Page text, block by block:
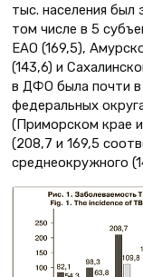
тыс. населения был
том числе в 5
ЕАО (169,5),
(143,6) и
в ДФО была почти
федеральных
(Приморском крае
(208,7 и 169,5
среднеокружного